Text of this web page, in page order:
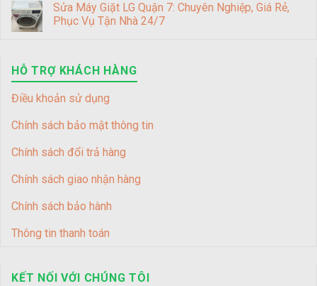
Sửa Máy Giặt LG Quận 7: Chuyên Nghiệp, Giá Rẻ,
Phục Vụ Tận Nhà 24/7
HỖ TRỢ KHÁCH HÀNG
Điều khoản sử dụng
Chính sách bảo mật thông tin
Chính sách đổi trả hàng
Chính sách giao nhận hàng
Chính sách bảo hành
Thông tin thanh toán
KẾT NỐI VỚI CHÚNG TÔI